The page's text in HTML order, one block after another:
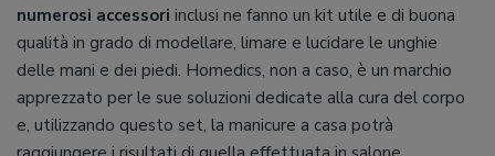
numerosi accessori inclusi ne fanno un kit utile e di buona
qualità in grado di modellare, limare e lucidare le unghie
delle mani e dei piedi. Homedics, non a caso, è un marchio
apprezzato per le sue soluzioni dedicate alla cura del corpo
e, utilizzando questo set, la manicure a casa potrà